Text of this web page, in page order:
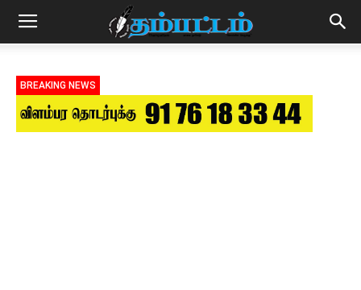
BREAKING NEWS